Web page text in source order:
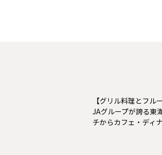
【グリル料理とフル
JAグループが誇る東
チからカフェ・ディ